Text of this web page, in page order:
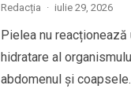
Redacția · iulie 29, 2026
Pielea nu
hidratare al
abdomenul și